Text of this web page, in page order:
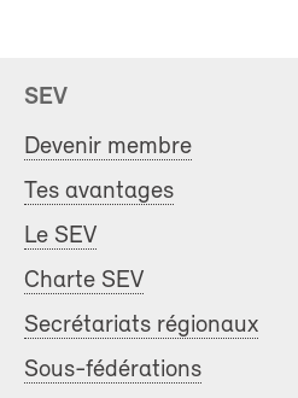
SEV
Devenir membre
Tes avantages
Le SEV
Charte SEV
Secrétariats régionaux
Sous-fédérations